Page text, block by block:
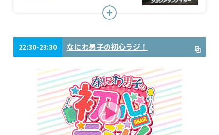
22:30-23:30 なにわ男子の初心ラジ！